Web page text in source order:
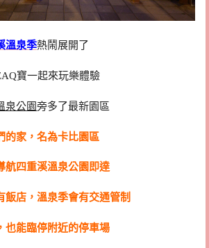
溫泉季熱鬧展開了
寶一起來玩樂體驗
泉公園旁多了最新園區
的家，名為卡比園區
航四重溪溫泉公園即達
飯店，溫泉季會有交通管制
也能臨停附近的停車場